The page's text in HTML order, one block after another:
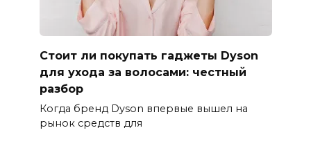
Стоит ли покупать гаджеты Dyson
для ухода за волосами: честный
разбор
Когда бренд Dyson впервые вышел на
рынок средств для